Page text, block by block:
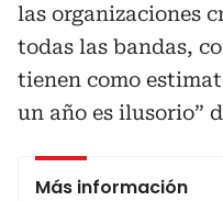
las organizaciones
todas las bandas,
tienen como
un año es ilusorio”
Más información